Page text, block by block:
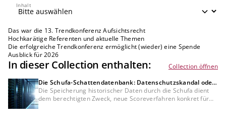
Inhalt
Inhalt
Das war die 13. Trendkonferenz Aufsichtsrecht
Hochkarätige Referenten und aktuelle Themen
Die erfolgreiche Trendkonferenz ermöglicht (wieder) eine Spende
Ausblick für 2026
In dieser Collection enthalten:
Collection öffnen
Die Schufa-Schattendatenbank: Datenschutzskandal oder
Bedürfnis der Kreditwirtschaft?
Die Speicherung historischer Daten durch die Schufa dient
dem berechtigten Zweck, neue Scoreverfahren konkret für